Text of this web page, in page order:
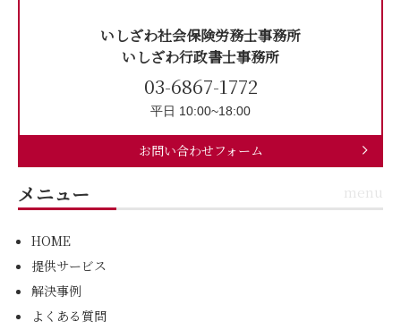
いしざわ社会保険労務士事務所
いしざわ行政書士事務所
03-6867-1772
平日 10:00~18:00
お問い合わせフォーム
メニュー menu
HOME
提供サービス
解決事例
よくある質問